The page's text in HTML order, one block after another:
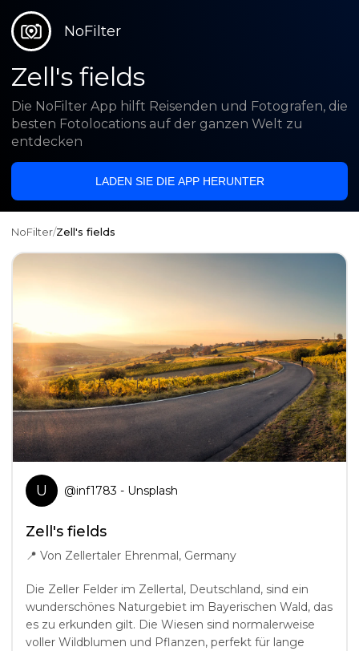
NoFilter
Zell's fields
Die NoFilter App hilft Reisenden und Fotografen, die
besten Fotolocations auf der ganzen Welt zu
entdecken
LADEN SIE DIE APP HERUNTER
NoFilter/Zell's fields
U @inf1783 - Unsplash
Zell's fields
📍 Von Zellertaler Ehrenmal, Germany
Die Zeller Felder im Zellertal, Deutschland, sind ein
wunderschönes Naturgebiet im Bayerischen Wald, das
es zu erkunden gilt. Die Wiesen sind normalerweise
voller Wildblumen und Pflanzen, perfekt für lange